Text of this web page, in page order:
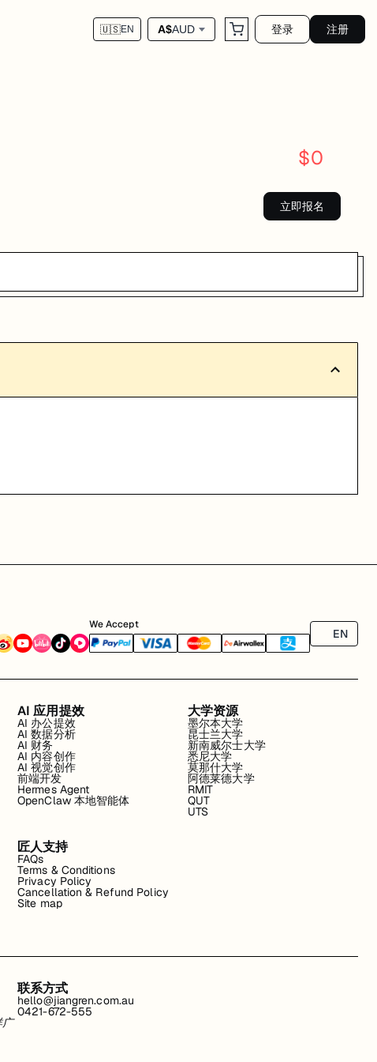
🇺🇸EN A$AUD 登录 注册
$0
立即报名
We Accept
EN
AI 应用提效
AI 办公提效
AI 数据分析
AI 财务
AI 内容创作
AI 视觉创作
前端开发
Hermes Agent
OpenClaw 本地智能体
大学资源
墨尔本大学
昆士兰大学
新南威尔士大学
悉尼大学
莫那什大学
阿德莱德大学
RMIT
QUT
UTS
匠人支持
FAQs
Terms & Conditions
Privacy Policy
Cancellation & Refund Policy
Site map
广
联系方式
hello@jiangren.com.au
0421-672-555